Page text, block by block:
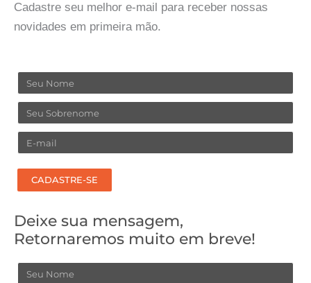
Cadastre seu melhor e-mail para receber nossas
novidades em primeira mão.
Nome
Sobrenome
Email
CADASTRE-SE
Deixe sua mensagem,
Retornaremos muito em breve!
Nome